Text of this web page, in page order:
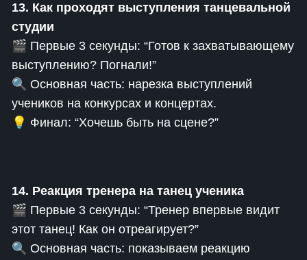
13. Как проходят выступления танцевальной
студии
🎬 Первые 3 секунды: “Готов к захватывающему
выступлению? Погнали!”
🔍 Основная часть: нарезка выступлений
учеников на конкурсах и концертах.
💡 Финал: “Хочешь быть на сцене?”
14. Реакция тренера на танец ученика
🎬 Первые 3 секунды: “Тренер впервые видит
этот танец! Как он отреагирует?”
🔍 Основная часть: показываем реакцию